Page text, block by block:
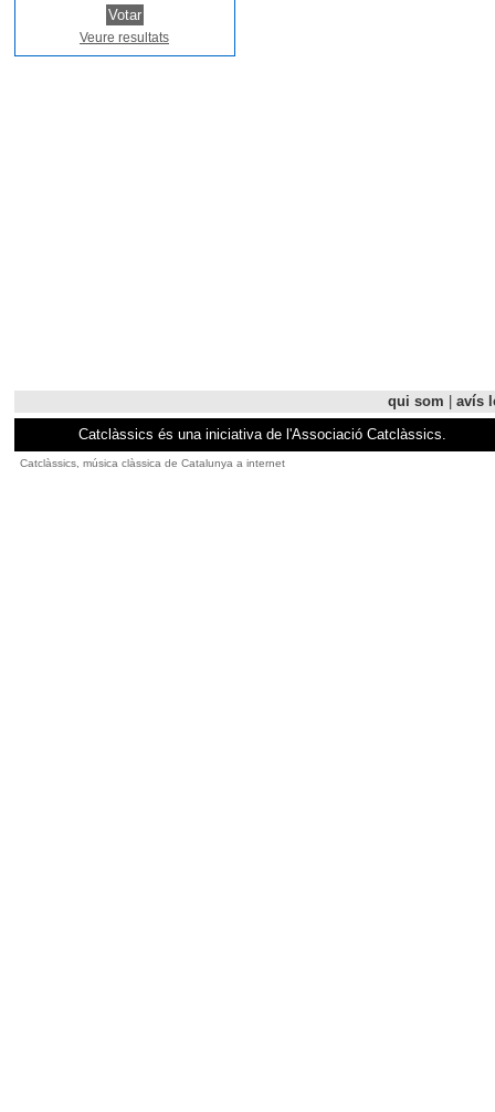
Veure resultats
qui som
avís
Catclàssics és una iniciativa de l'Associació Catclàssics.
Catclàssics, música clàssica de Catalunya a internet